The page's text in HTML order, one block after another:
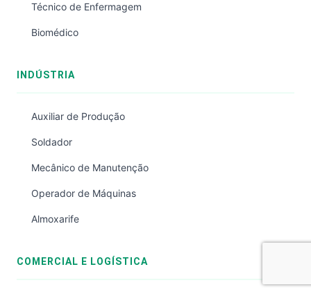
Técnico de Enfermagem
Biomédico
INDÚSTRIA
Auxiliar de Produção
Soldador
Mecânico de Manutenção
Operador de Máquinas
Almoxarife
COMERCIAL E LOGÍSTICA